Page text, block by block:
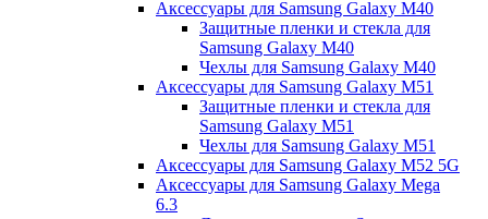
Аксессуары для Samsung Galaxy M40
Защитные пленки и стекла для
Samsung Galaxy M40
Чехлы для Samsung Galaxy M40
Аксессуары для Samsung Galaxy M51
Защитные пленки и стекла для
Samsung Galaxy M51
Чехлы для Samsung Galaxy M51
Аксессуары для Samsung Galaxy M52 5G
Аксессуары для Samsung Galaxy Mega
6.3